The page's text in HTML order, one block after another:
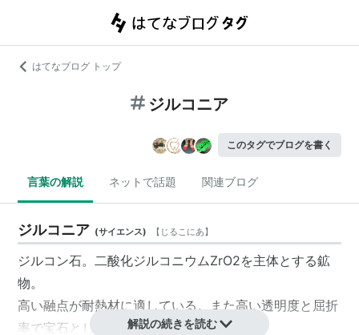
はてなブログ トップ
ジルコニア
このタグでブログを書く
言葉の解説 ネットで話題 関連ブログ
ジルコニア (サイエンス) 【 じるこにあ】
ジルコン石。二酸化ジルコニウムZrO2を主体とする鉱
物。
高い融点が耐熱材に適している。また高い透明度と屈折
率で宝石としても利用される。
解説の続きを読む